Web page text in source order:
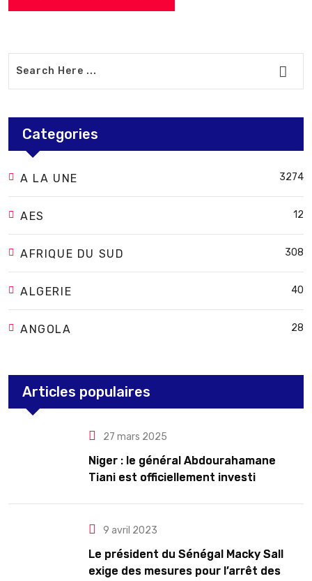
Categories
A LA UNE 3274
AES 12
AFRIQUE DU SUD 308
ALGERIE 40
ANGOLA 28
Articles populaires
27 mars 2025
Niger : le général Abdourahamane
Tiani est officiellement investi
9 avril 2023
Le président du Sénégal Macky Sall
exige des mesures pour l’arrêt des